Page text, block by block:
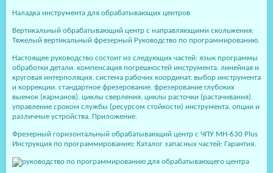
Наладка инструмента для обрабатывающих центров
Вертикальный обрабатывающий центр с направляющими скольжения;
Тяжелый вертикальный фрезерный Руководство по программированию.
Настоящее руководство состоит из следующих частей: язык программы
обработки детали. компенсация погрешностей инструмента. линейная и
круговая интерполяция. система рабочих координат. выбор инструмента
и коррекции. стандартное фрезерование. фрезерование глубоких
выемок (карманов). циклы сверления. циклы расточки (растачивания).
управление сроком службы (ресурсом стойкости) инструмента. опции и
различные устройства. Приложение.
Фрезерный горизонтальный обрабатывающий центр с ЧПУ MH-630 Plus
Инструкция по программированию; Каталог запасных частей; Гарантия.